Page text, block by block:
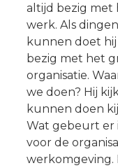
altijd bezig met
werk. Als
kunnen doet hij
bezig met het
organisatie.
we doen? Hij
kunnen doen
Wat gebeurt er
voor de
werkomgeving.